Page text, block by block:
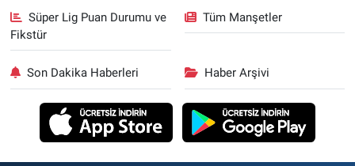
Süper Lig Puan Durumu ve
Fikstür
Tüm Manşetler
Son Dakika Haberleri Haber Arşivi